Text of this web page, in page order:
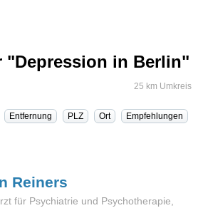
"Depression in Berlin"
25 km Umkreis
Entfernung PLZ Ort
Empfehlungen
Reiners
für Psychiatrie und Psychotherapie,